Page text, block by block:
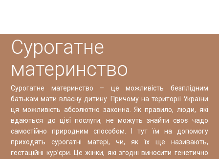
Сурогатне
материнство
Сурогатне материнство – це можливість безплідним
батькам мати власну дитину. Причому на території України
ця можливість абсолютно законна. Як правило, люди, які
вдаються до цієї послуги, не можуть знайти своє чадо
самостійно природним способом. І тут їм на допомогу
приходять сурогатні матері, чи, як їх ще називають,
гестаційні кур’єри. Це жінки, які згодні виносити генетично